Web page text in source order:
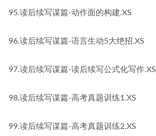
95.读后续写谋篇-动作面的构建.XS
96.读后续写谋篇-语言生动5大绝招.XS
97.读后续写谋篇-读后续写公式化写作.XS
98.读后续写谋篇-高考真题训练1.XS
99.读后续写谋篇-高考真题训练2.XS